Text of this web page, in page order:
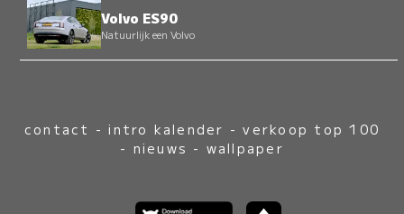
Volvo ES90
Natuurlijk een Volvo
contact -intro kalender -verkoop top 100
- nieuws - wallpaper